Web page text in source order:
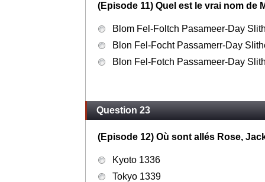
(Episode 11) Quel est le vrai nom de
Blom Fel-Foltch Pasameer-Day
Blon Fel-Focht Passamerr-Day
Blon Fel-Fotch Passameer-Day
Question 23
(Episode 12) Où sont allés Rose,
Kyoto 1336
Tokyo 1339